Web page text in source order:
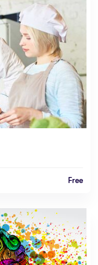
Free